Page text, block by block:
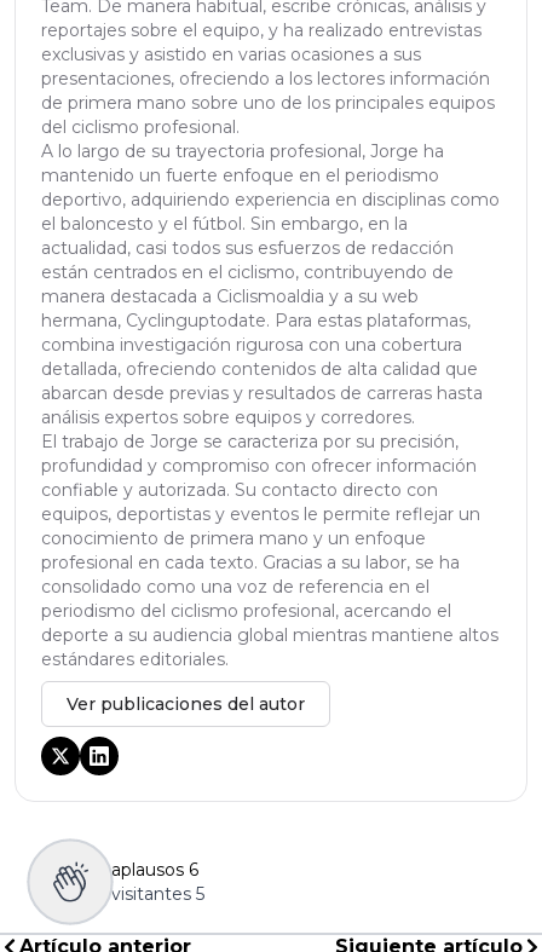
Team. De manera habitual, escribe crónicas, análisis y
reportajes sobre el equipo, y ha realizado entrevistas
exclusivas y asistido en varias ocasiones a sus
presentaciones, ofreciendo a los lectores información
de primera mano sobre uno de los principales equipos
del ciclismo profesional.
A lo largo de su trayectoria profesional, Jorge ha
mantenido un fuerte enfoque en el periodismo
deportivo, adquiriendo experiencia en disciplinas como
el baloncesto y el fútbol. Sin embargo, en la
actualidad, casi todos sus esfuerzos de redacción
están centrados en el ciclismo, contribuyendo de
manera destacada a Ciclismoaldia y a su web
hermana, Cyclinguptodate. Para estas plataformas,
combina investigación rigurosa con una cobertura
detallada, ofreciendo contenidos de alta calidad que
abarcan desde previas y resultados de carreras hasta
análisis expertos sobre equipos y corredores.
El trabajo de Jorge se caracteriza por su precisión,
profundidad y compromiso con ofrecer información
confiable y autorizada. Su contacto directo con
equipos, deportistas y eventos le permite reflejar un
conocimiento de primera mano y un enfoque
profesional en cada texto. Gracias a su labor, se ha
consolidado como una voz de referencia en el
periodismo del ciclismo profesional, acercando el
deporte a su audiencia global mientras mantiene altos
estándares editoriales.
Ver publicaciones del autor
aplausos 6
visitantes 5
Artículo anterior
Siguiente artículo